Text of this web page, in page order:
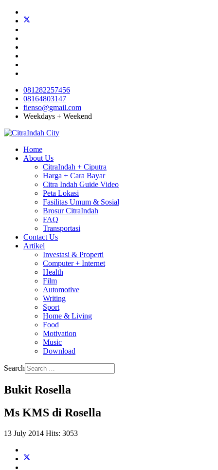
081282257456
08164803147
fienso@gmail.com
Weekdays + Weekend
Home
About Us
CitraIndah + Ciputra
Harga + Cara Bayar
Citra Indah Guide Video
Peta Lokasi
Fasilitas Umum & Sosial
Brosur CitraIndah
FAQ
Transportasi
Contact Us
Artikel
Investasi & Properti
Computer + Internet
Health
Film
Automotive
Writing
Sport
Home & Living
Food
Motivation
Music
Download
Search
Bukit Rosella
Ms KMS di Rosella
13 July 2014 Hits: 3053